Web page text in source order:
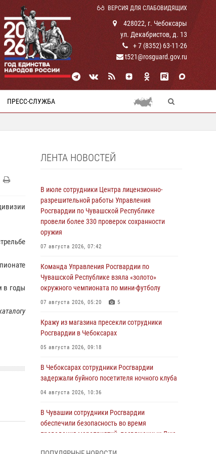
ВЕРСИЯ ДЛЯ СЛАБОВИДЯЩИХ
428022, г. Чебоксары
ул. Декабристов, д. 13
+ 7 (8352) 63-11-26
t521@rosguard.gov.ru
ПРЕСС-СЛУЖБА
в годы
ЛЕНТА НОВОСТЕЙ
В июле сотрудники Центра лицензионно-
разрешительной работы Управления
Росгвардии по Чувашской Республике
провели более 330 проверок сохранности
оружия
07 августа 2026, 07:42
Команда Управления Росгвардии по
Чувашской Республике взяла «золото»
окружного чемпионата по мини-футболу
07 августа 2026, 05:20 5
Кражу из магазина пресекли сотрудники
Росгвардии в Чебоксарах
05 августа 2026, 09:18
В Чебоксарах сотрудники Росгвардии
задержали буйного посетителя ночного клуба
04 августа 2026, 10:36
В Чувашии сотрудники Росгвардии
обеспечили безопасность во время
проведения мероприятий, посвященных Дню